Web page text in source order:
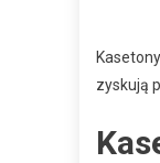
zyskują